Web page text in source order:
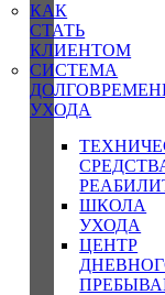
КАК
СТАТЬ
КЛИЕНТОМ
СИСТЕМА
УХОДА
ШКОЛА
УХОДА
ЦЕНТР